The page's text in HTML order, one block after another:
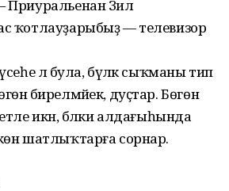
Зилә
ҡотлауҙарыбыҙ — телевизор
лә була, бүләк сыҡманы тип
бирелмәйек, дуҫтар. Бөгөн
икән, бәлки алдағыһында
шатлыҡтарға сорнар.